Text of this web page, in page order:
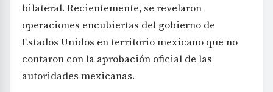
bilateral. Recientemente, se revelaron
operaciones encubiertas del gobierno de
Estados Unidos en territorio mexicano que no
contaron con la aprobación oficial de las
autoridades mexicanas.